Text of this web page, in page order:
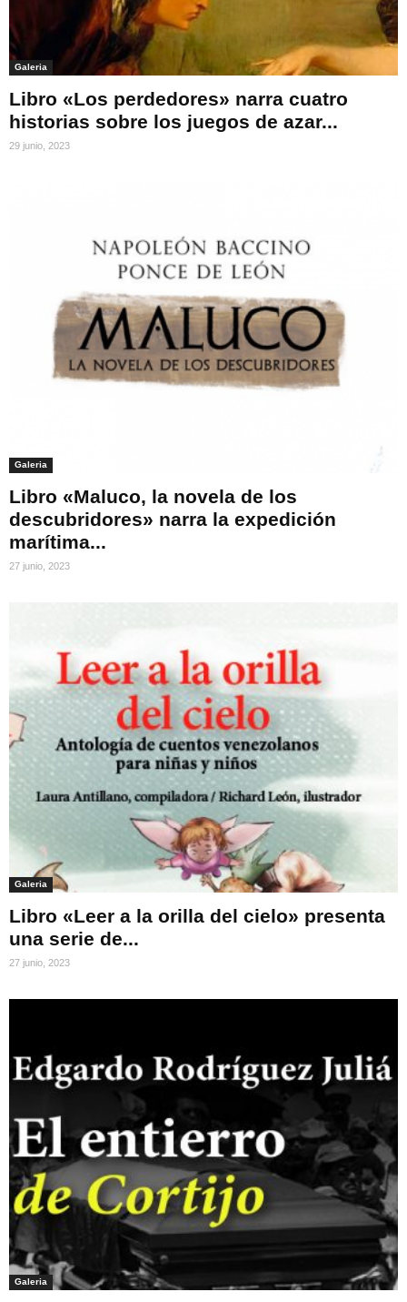
Galeria
Libro «Los perdedores» narra cuatro
historias sobre los juegos de azar...
29 junio, 2023
Galeria
Libro «Maluco, la novela de los
descubridores» narra la expedición
marítima...
27 junio, 2023
Galeria
Libro «Leer a la orilla del cielo» presenta
una serie de...
27 junio, 2023
Galeria